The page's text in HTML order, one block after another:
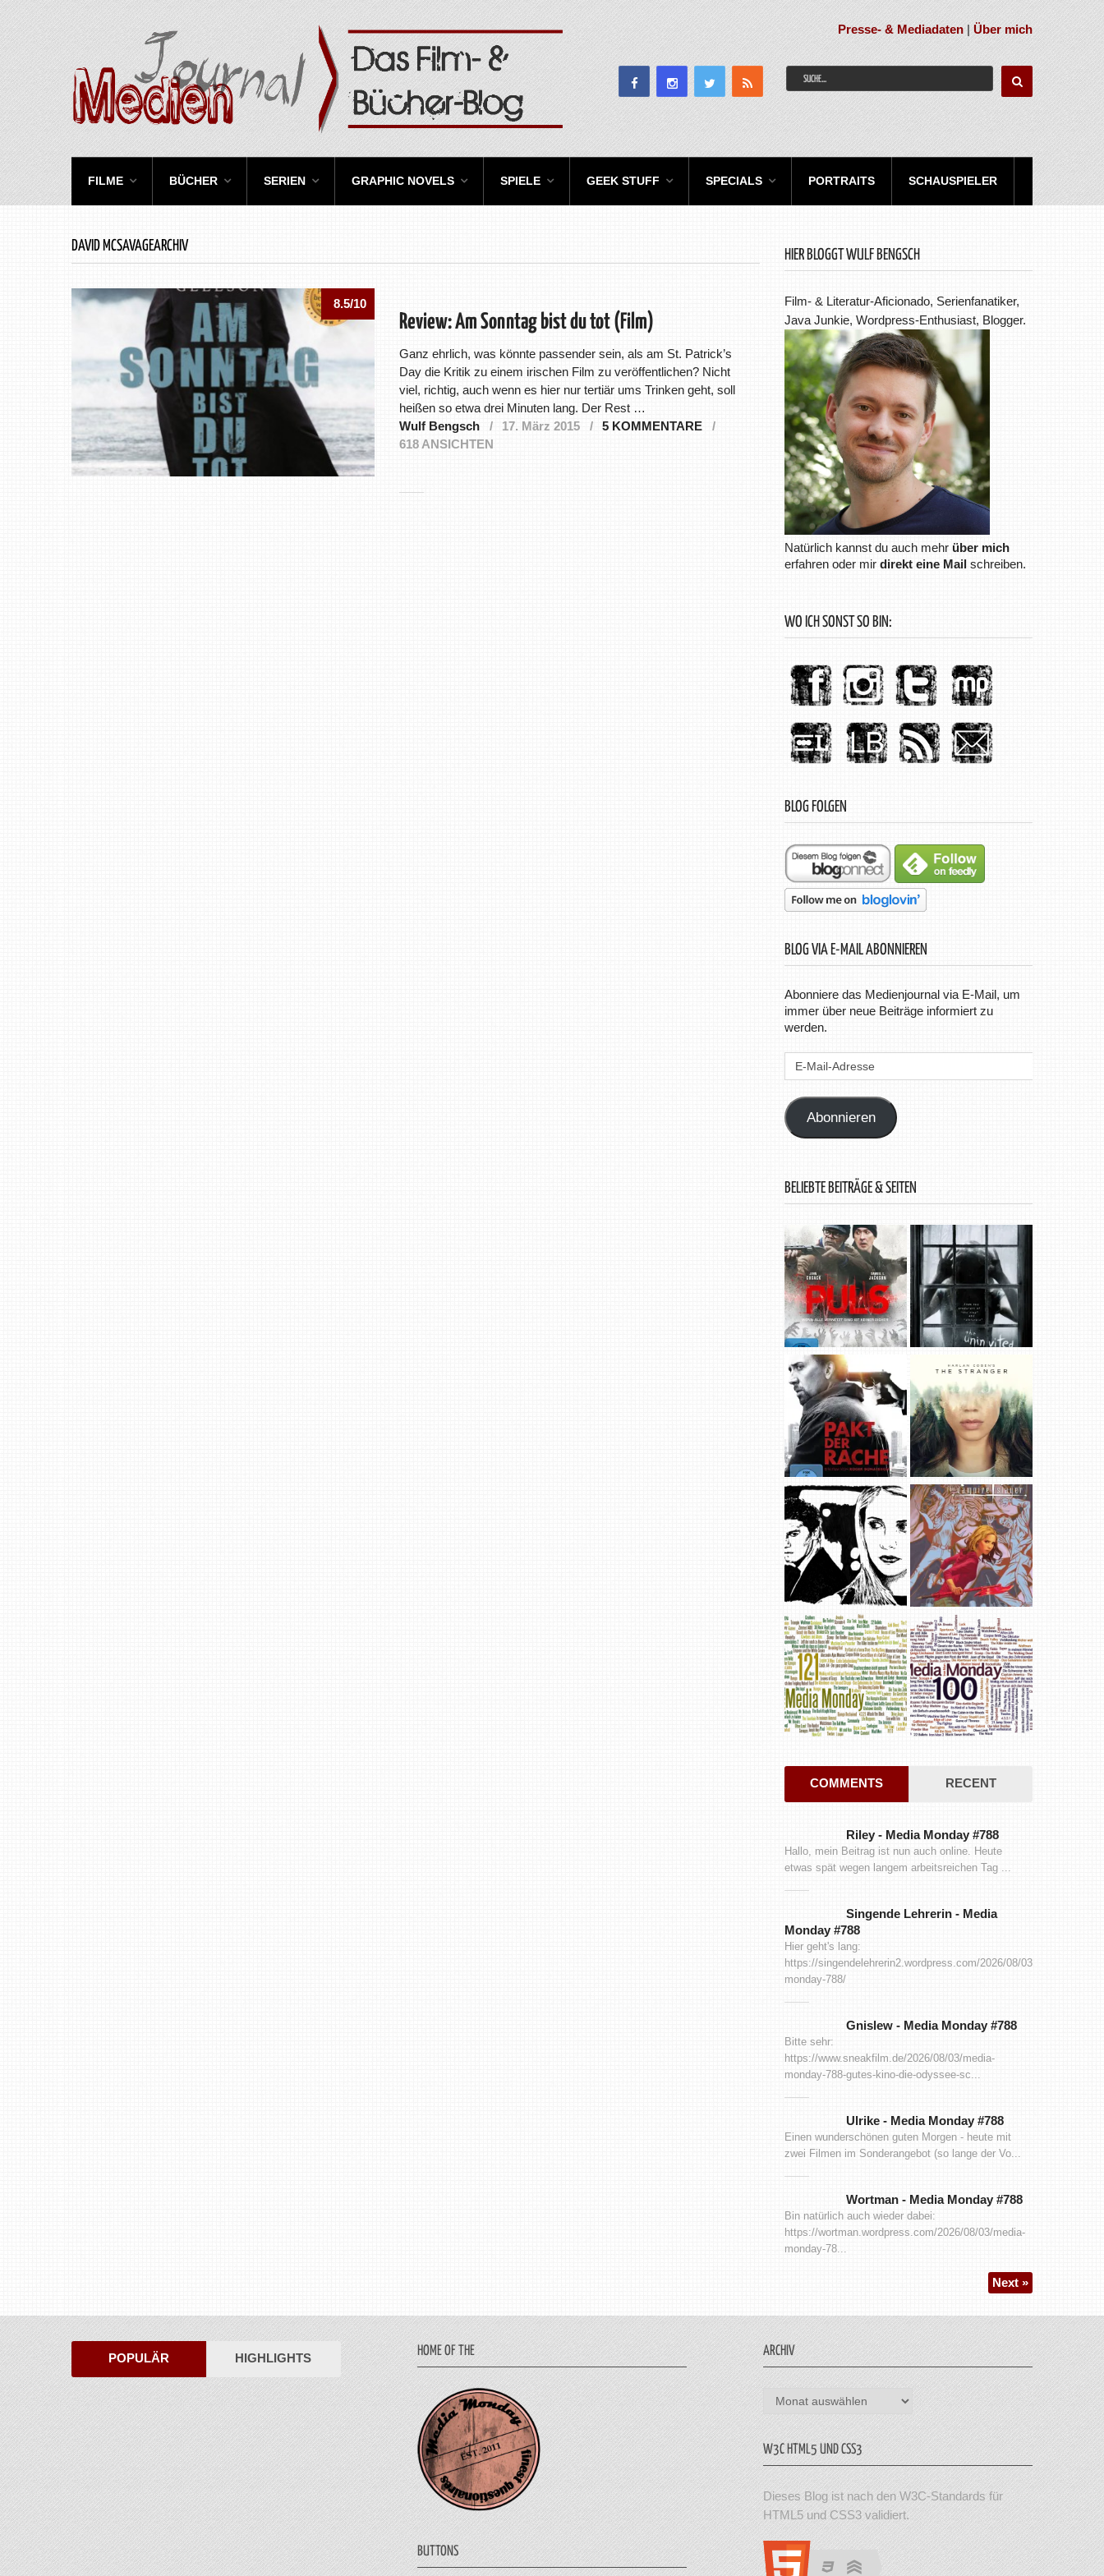
Presse- & Mediadaten |Über mich
FILME BÜCHER SERIEN GRAPHIC NOVELS SPIELE GEEK STUFF SPECIALS PORTRAITS SCHAUSPIELER
DAVID MCSAVAGEARCHIV
8.5/10
Review: Am Sonntag bist du tot (Film)
Ganz ehrlich, was könnte passender sein, als am St. Patrick’s
Day die Kritik zu einem irischen Film zu veröffentlichen? Nicht
viel, richtig, auch wenn es hier nur tertiär ums Trinken geht, soll
heißen so etwa drei Minuten lang. Der Rest …
Wulf Bengsch
17. März 2015
5 KOMMENTARE
618 ANSICHTEN
HIER BLOGGT WULF BENGSCH
Film- & Literatur-Aficionado, Serienfanatiker,
Java Junkie, Wordpress-Enthusiast, Blogger.
Natürlich kannst du auch mehr über mich
erfahren oder mirdirekt eine Mail schreiben.
WO ICH SONST SO BIN:
BLOG FOLGEN
BLOG VIA E-MAIL ABONNIEREN
Abonniere das Medienjournal via E-Mail, um
immer über neue Beiträge informiert zu
werden.
E-
Abonnieren
BELIEBTE BEITRÄGE & SEITEN
COMMENTS RECENT
Riley- Media Monday #788
Hallo, mein Beitrag ist nun auch online. Heute
etwas spät wegen langem arbeitsreichen Tag ...
Singende Lehrerin- Media
Monday #788
Hier geht's lang:
https://singendelehrerin2.wordpress.com/2026/08/03/media-
monday-788/
Gnislew- Media Monday #788
Bitte sehr:
https://www.sneakfilm.de/2026/08/03/media-
monday-788-gutes-kino-die-odyssee-sc...
Ulrike- Media Monday #788
Einen wunderschönen guten Morgen - heute mit
zwei Filmen im Sonderangebot (so lange der Vo...
Wortman- Media Monday #788
Bin natürlich auch wieder dabei:
https://wortman.wordpress.com/2026/08/03/media-
monday-78...
Next »
POPULÄR HIGHLIGHTS HOME OF THE
BUTTONS
ARCHIV
Archiv
W3C HTML5 UND CSS3
Dieses Blog ist nach den W3C-Standards für
HTML5 und CSS3 validiert.